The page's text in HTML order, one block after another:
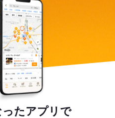
たアプリで